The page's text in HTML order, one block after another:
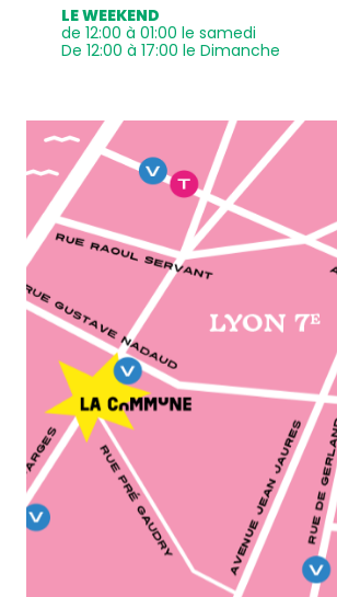
LE WEEKEND
de 12:00 à 01:00 le samedi
De 12:00 à 17:00 le Dimanche